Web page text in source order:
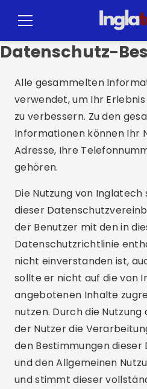
InhaltSpeisekarte
Datenschutz-
Alle gesammelten
verwendet, um Ihr
zu verbessern. Zu den
Informationen können Ihr
Adresse, Ihre
gehören.
Die Nutzung von
dieser
der Benutzer mit den in
Datenschutzrichtlinie
nicht einverstanden ist,
sollte er nicht auf die von
angebotenen Inhalte
nutzen. Durch die
der Nutzer die
den Bestimmungen
und den Allgemeinen
und stimmt dieser